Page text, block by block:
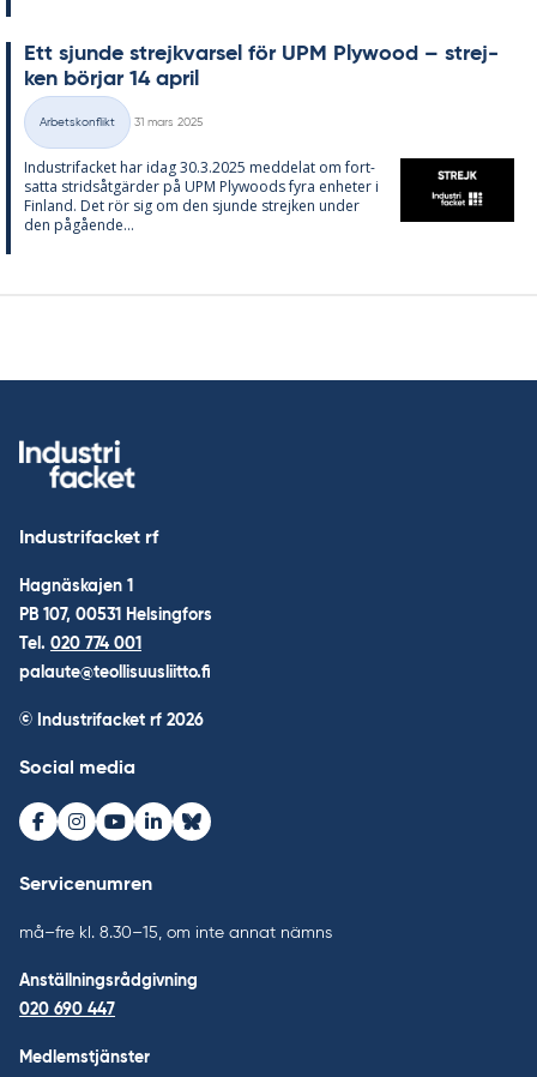
Ett sjun­de strejk­var­sel för UPM Ply­wood – strej­
ken bör­jar 14 april
Kategorier
Arbetskonflikt
31 mars 2025
In­du­stri­fac­ket har idag 30.3.2025 med­de­lat om fort­
sat­ta strids­åt­gär­der på UPM Ply­woods fyra en­he­ter i
Fin­land. Det rör sig om den sjun­de strej­ken un­der
den på­gåen­de...
Industrifacket rf
Hagnäskajen 1
PB 107, 00531 Helsingfors
Tel. 020 774 001
palaute@teollisuusliitto.fi
© Industrifacket rf 2026
Social media
Facebook
Instagram
Youtube
LinkedInBluesky
Servicenumren
må–fre kl. 8.30–15, om inte annat nämns
Anställningsrådgivning
020 690 447
Medlemstjänster